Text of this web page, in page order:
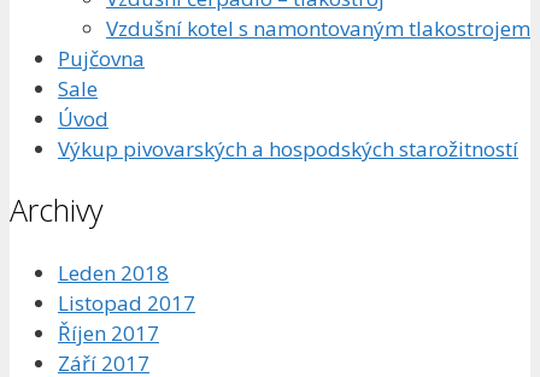
Vzdušní kotel s namontovaným tlakostrojem
Pujčovna
Sale
Úvod
Výkup pivovarských a hospodských starožitností
Archivy
Leden 2018
Listopad 2017
Říjen 2017
Září 2017